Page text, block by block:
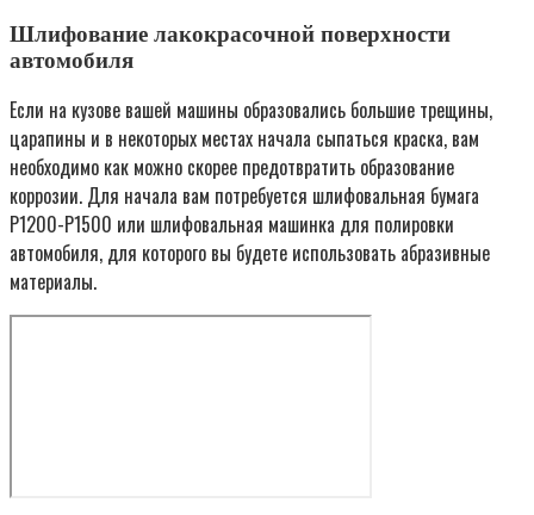
Шлифование лакокрасочной поверхности
автомобиля
Если на кузове вашей машины образовались большие трещины,
царапины и в некоторых местах начала сыпаться краска, вам
необходимо как можно скорее предотвратить образование
коррозии. Для начала вам потребуется шлифовальная бумага
Р1200-Р1500 или шлифовальная машинка для полировки
автомобиля, для которого вы будете использовать абразивные
материалы.